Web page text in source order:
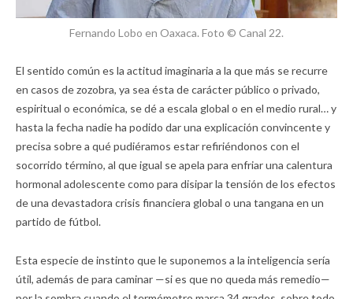
Fernando Lobo en Oaxaca. Foto © Canal 22.
El sentido común es la actitud imaginaria a la que más se recurre
en casos de zozobra, ya sea ésta de carácter público o privado,
espiritual o económica, se dé a escala global o en el medio rural… y
hasta la fecha nadie ha podido dar una explicación convincente y
precisa sobre a qué pudiéramos estar refiriéndonos con el
socorrido término, al que igual se apela para enfriar una calentura
hormonal adolescente como para disipar la tensión de los efectos
de una devastadora crisis financiera global o una tangana en un
partido de fútbol.
Esta especie de instinto que le suponemos a la inteligencia sería
útil, además de para caminar —si es que no queda más remedio—